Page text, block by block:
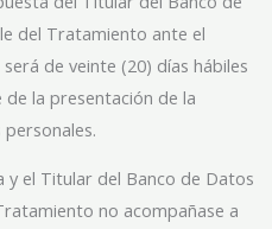
del Tratamiento ante el
de veinte (20) días hábiles
la presentación de la
y el Titular del Banco de Datos
no acompañase a